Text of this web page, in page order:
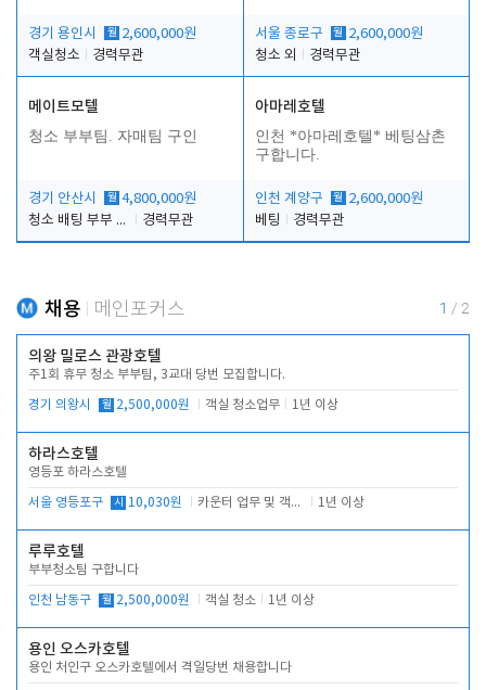
경기 용인시
월 2,600,000원
객실청소
경력무관
서울 종로구 월 2,600,000원
청소 외
경력무관
메이트모텔
청소 부부팀. 자매팀 구인
경기 안산시 월 4,800,000원
청소 배팅 부부 구합니다
경력무관
아마레호텔
인천 *아마레호텔* 베팅삼촌
구합니다.
인천 계양구 월 2,600,000원
베팅
경력무관
채용 메인포커스 1 / 2
의왕 밀로스 관광호텔
주1회 휴무 청소 부부팀, 3교대 당번 모집합니다.
경기 의왕시 월 2,500,000원 객실 청소업무 1년 이상
하라스호텔
영등포 하라스호텔
서울 영등포구 시 10,030원 카운터 업무 및 객실관리(청소상태 확인, 객실판매) 1년 이상
루루호텔
부부청소팀 구합니다
인천 남동구 월 2,500,000원 객실 청소 1년 이상
용인 오스카호텔
용인 처인구 오스카호텔에서 격일당번 채용합니다